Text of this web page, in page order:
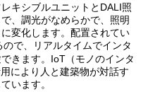
キシブルユニットとDALI照
、調光がなめらかで、照明
変化します。配置されてい
で、リアルタイムでインタ
きます。IoT（モノのインタ
により人と建築物が対話す
います。